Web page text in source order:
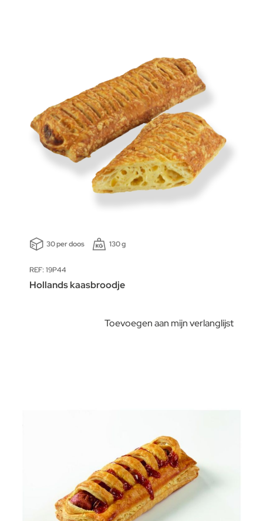
30 per doos 130 g
REF: 19P44
Hollands kaasbroodje
Toevoegen aan mijn verlanglijst